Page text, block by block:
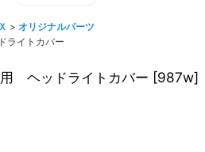
> オリジナルパーツ
ライトカバー
ヘッドライトカバー [987w]